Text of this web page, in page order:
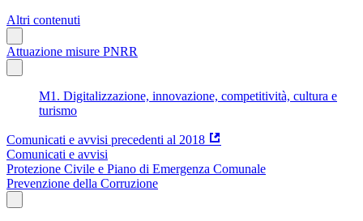
Altri contenuti
Attuazione misure PNRR
M1. Digitalizzazione, innovazione, competitività, cultura e
turismo
Comunicati e avvisi precedenti al 2018
Comunicati e avvisi
Protezione Civile e Piano di Emergenza Comunale
Prevenzione della Corruzione